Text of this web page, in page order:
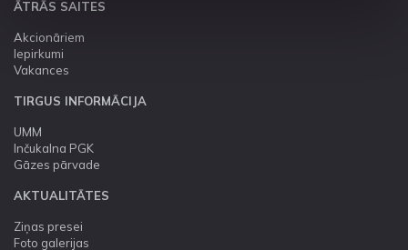
ĀTRĀS SAITES
Akcionāriem
Iepirkumi
Vakances
TIRGUS INFORMĀCIJA
UMM
Inčukalna PGK
Gāzes pārvade
AKTUALITĀTES
Ziņas presei
Foto galerijas